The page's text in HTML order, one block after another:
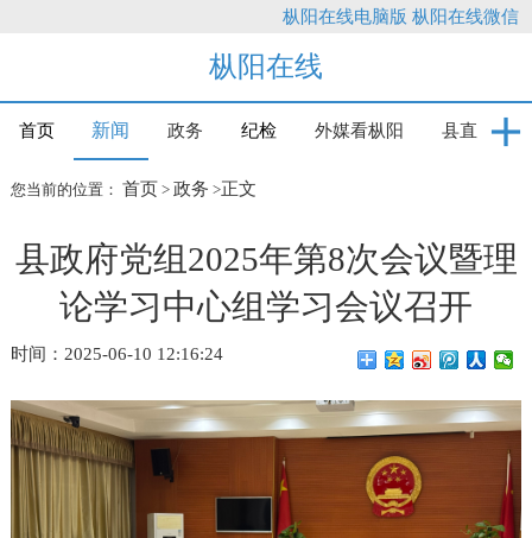
枞阳在线电脑版 枞阳在线微信
枞阳在线
首页 新闻 政务 纪检 外媒看枞阳 县直
您当前的位置： 首页 > 政务 >正文
县政府党组2025年第8次会议暨理
论学习中心组学习会议召开
时间：2025-06-10 12:16:24